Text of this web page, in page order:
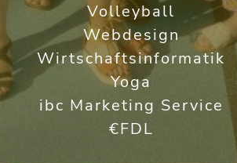
Volleyball
Webdesign
Wirtschaftsinformatik
Yoga
ibc Marketing Service
€FDL